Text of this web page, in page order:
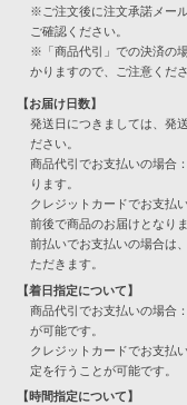
※ご注文後に注文承諾メー
ご確認ください。
※「商品代引」での決済の
かりますので、ご注意くださ
【お届け日数】
発送日につきましては、発
ださい。
商品代引でお支払いの場合
ります。
クレジットカードでお支払
前後で商品のお届けとなりま
前払いでお支払いの場合は
ただきます。
【着日指定について】
商品代引でお支払いの場合
が可能です。
クレジットカードでお支払
定を行うことが可能です。
【時間指定について】